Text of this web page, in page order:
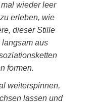
wieder leer
erleben, wie
dieser Stille
aus
formen.
weiterspinnen,
lassen und